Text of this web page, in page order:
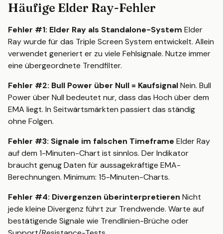
Häufige Elder Ray-Fehler
Fehler #1: Elder Ray als Standalone-System Elder
Ray wurde für das Triple Screen System entwickelt. Allein
verwendet generiert er zu viele Fehlsignale. Nutze immer
eine übergeordnete Trendfilter.
Fehler #2: Bull Power über Null = KaufsignalNein. Bull
Power über Null bedeutet nur, dass das Hoch über dem
EMA liegt. In Seitwärtsmärkten passiert das ständig
ohne Folgen.
Fehler #3: Signale im falschen Timeframe Elder Ray
auf dem 1-Minuten-Chart ist sinnlos. Der Indikator
braucht genug Daten für aussagekräftige EMA-
Berechnungen. Minimum: 15-Minuten-Charts.
Fehler #4: Divergenzen überinterpretieren Nicht
jede kleine Divergenz führt zur Trendwende. Warte auf
bestätigende Signale wie Trendlinien-Brüche oder